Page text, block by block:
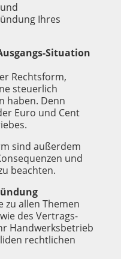
Ihres
Situation
Rechtsform,
steuerlich
haben. Denn
Euro und Cent
sind außerdem
und
beachten.
zu allen Themen
des Vertrags-
Handwerksbetrieb
rechtlichen